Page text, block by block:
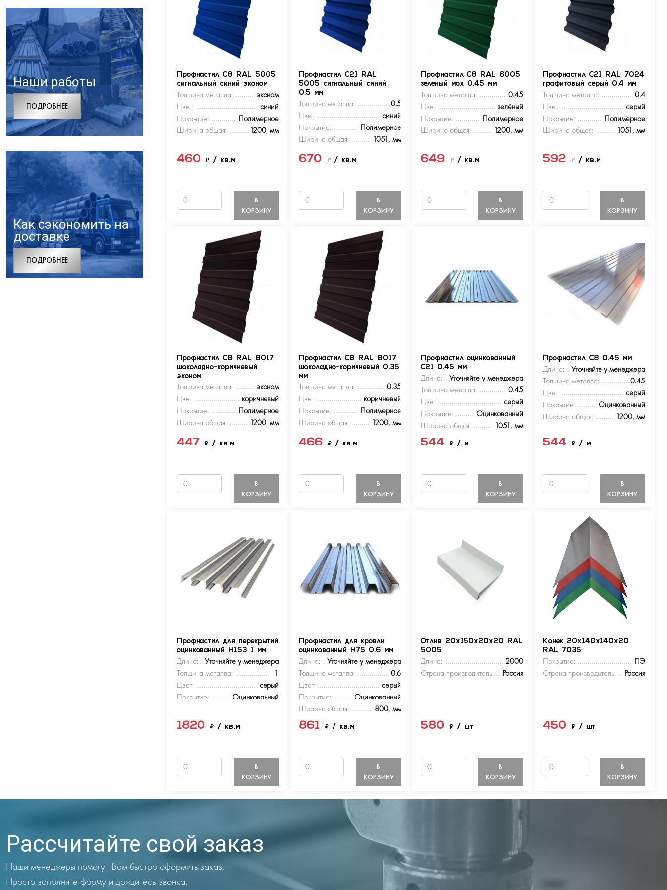
Наши работы
ПОДРОБНЕЕ
Как сэкономить на
доставке
ПОДРОБНЕЕ
Профнастил С8 RAL 5005
сигнальный синий эконом
Толщина металла:
эконом
Цвет:
синий
Покрытие:
Полимерное
Ширина общая:
1200, мм
460₽/ кв.м
В
КОРЗИНУ
Профнастил С21 RAL
5005 сигнальный синий
0.5 мм
Толщина металла:
0.5
Цвет:
синий
Покрытие:
Полимерное
Ширина общая:
1051, мм
670₽/ кв.м
В
КОРЗИНУ
Профнастил С8 RAL 6005
зеленый мох 0.45 мм
Толщина металла:
0.45
Цвет:
зелёный
Покрытие:
Полимерное
Ширина общая:
1200, мм
649₽/ кв.м
В
КОРЗИНУ
Профнастил С21 RAL 7024
графитовый серый 0.4 мм
Толщина металла:
0.4
Цвет:
серый
Покрытие:
Полимерное
Ширина общая:
1051, мм
592 ₽ / кв.м
В
КОРЗИНУ
Профнастил С8 RAL 8017
шоколадно-коричневый
эконом
Толщина металла:
эконом
Цвет:
коричневый
Покрытие:
Полимерное
Ширина общая:
1200, мм
447₽/ кв.м
В
КОРЗИНУ
Профнастил С8 RAL 8017
шоколадно-коричневый 0.35
мм
Толщина металла:
0.35
Цвет:
коричневый
Покрытие:
Полимерное
Ширина общая:
1200, мм
466₽/ кв.м
В
КОРЗИНУ
Профнастил оцинкованный
С21 0.45 мм
Длина:
Уточняйте у менеджера
Толщина металла:
0.45
Цвет:
серый
Покрытие:
Оцинкованный
Ширина общая:
1051, мм
544₽/ м
В
КОРЗИНУ
Профнастил С8 0.45 мм
Длина:
Уточняйте у менеджера
Толщина металла:
0.45
Цвет:
серый
Покрытие:
Оцинкованный
Ширина общая:
1200, мм
544 ₽ / м
В
КОРЗИНУ
Профнастил для перекрытий
оцинкованный Н153 1 мм
Длина:
Уточняйте у менеджера
Толщина металла:
1
Цвет:
серый
Покрытие:
Оцинкованный
1820₽/ кв.м
В
КОРЗИНУ
Профнастил для кровли
оцинкованный Н75 0.6 мм
Длина:
Уточняйте у менеджера
Толщина металла:
0.6
Цвет:
серый
Покрытие:
Оцинкованный
Ширина общая:
800, мм
861₽/ кв.м
В
КОРЗИНУ
Отлив 20х150х20х20 RAL
5005
Длина:
2000
Страна производитель:
Россия
580₽/ шт
В
КОРЗИНУ
Конек 20х140х140х20
RAL 7035
Покрытие:
ПЭ
Страна производитель:
Россия
450 ₽ / шт
В
КОРЗИНУ
Рассчитайте свой заказ
Наши менеджеры помогут Вам быстро оформить заказ.
Просто заполните форму и дождитесь звонка.